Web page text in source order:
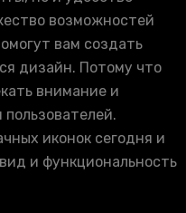
возможностей
вам создать
дизайн. Потому что
внимание и
иконок сегодня и
и функциональность